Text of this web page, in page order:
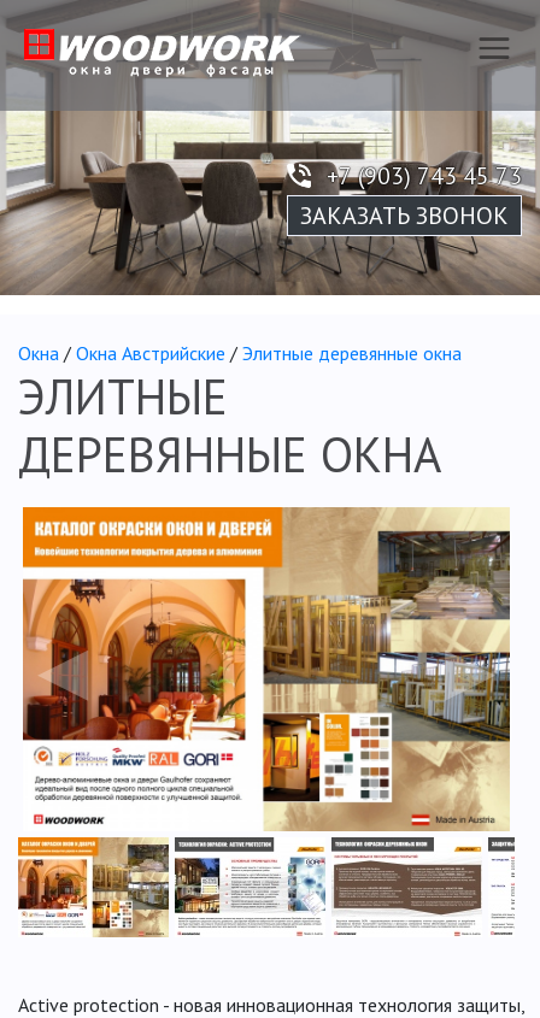
+7 (903) 743 45 73
ЗАКАЗАТЬ ЗВОНОК
Окна / Окна Австрийские / Элитные деревянные окна
ЭЛИТНЫЕ
ДЕРЕВЯННЫЕ ОКНА
▶
◀
Active protection - новая инновационная технология защиты,